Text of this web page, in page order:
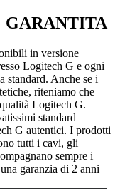
in versione
Logitech G e ogni
standard. Anche se i
riteniamo che
Logitech G.
standard
G autentici. I prodotti
tutti i cavi, gli
sempre i
garanzia di 2 anni